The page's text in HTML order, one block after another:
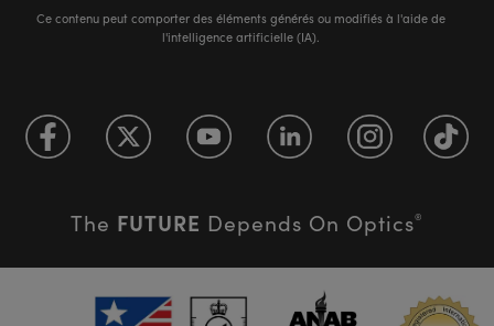
Ce contenu peut comporter des éléments générés ou modifiés à l'aide de
l'intelligence artificielle (IA).
The FUTURE Depends On Optics®